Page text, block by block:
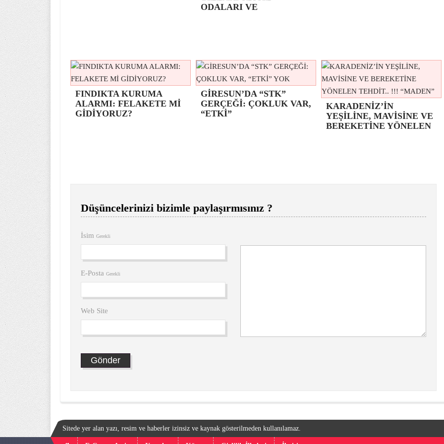
ODALARI VE
FINDIKTA KURUMA
ALARMI: FELAKETE Mİ
GİDİYORUZ?
GİRESUN’DA “STK”
GERÇEĞİ: ÇOKLUK VAR,
“ETKİ”
KARADENİZ’İN
YEŞİLİNE, MAVİSİNE VE
BEREKETİNE YÖNELEN
Düşüncelerinizi bizimle paylaşırmısınız ?
İsim Gerekli
E-Posta Gerekli
Web Site
Sitede yer alan yazı, resim ve haberler izinsiz ve kaynak gösterilmeden kullanılamaz.